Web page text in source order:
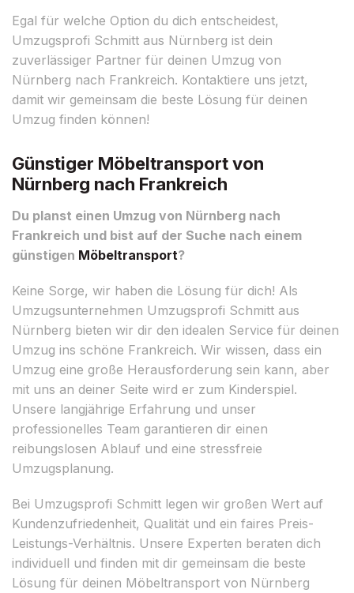
Egal für welche Option du dich entscheidest,
Umzugsprofi Schmitt aus Nürnberg ist dein
zuverlässiger Partner für deinen Umzug von
Nürnberg nach Frankreich. Kontaktiere uns jetzt,
damit wir gemeinsam die beste Lösung für deinen
Umzug finden können!
Günstiger Möbeltransport von
Nürnberg nach Frankreich
Du planst einen Umzug von Nürnberg nach
Frankreich und bist auf der Suche nach einem
günstigen Möbeltransport?
Keine Sorge, wir haben die Lösung für dich! Als
Umzugsunternehmen Umzugsprofi Schmitt aus
Nürnberg bieten wir dir den idealen Service für deinen
Umzug ins schöne Frankreich. Wir wissen, dass ein
Umzug eine große Herausforderung sein kann, aber
mit uns an deiner Seite wird er zum Kinderspiel.
Unsere langjährige Erfahrung und unser
professionelles Team garantieren dir einen
reibungslosen Ablauf und eine stressfreie
Umzugsplanung.
Bei Umzugsprofi Schmitt legen wir großen Wert auf
Kundenzufriedenheit, Qualität und ein faires Preis-
Leistungs-Verhältnis. Unsere Experten beraten dich
individuell und finden mit dir gemeinsam die beste
Lösung für deinen Möbeltransport von Nürnberg